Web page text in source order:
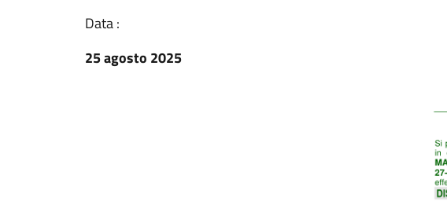
Data :
25 agosto 2025